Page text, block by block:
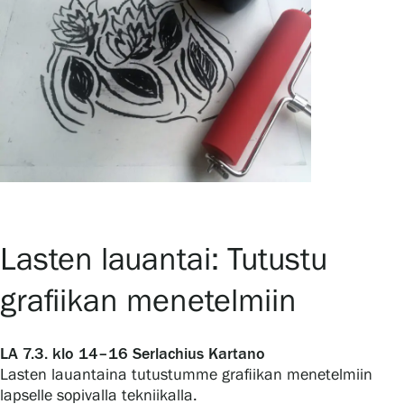
Lasten lauantai: Tutustu
grafiikan menetelmiin
LA 7.3. klo 14–16 Serlachius Kartano
Lasten lauantaina tutustumme grafiikan menetelmiin
lapselle sopivalla tekniikalla.